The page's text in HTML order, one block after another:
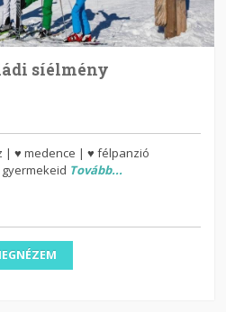
síélmény
| ♥ medence | ♥ félpanzió
Tovább...